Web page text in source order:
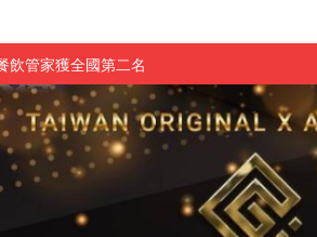
飲管家獲全國第二名
與青年學子溫馨對談 傳遞品格與智慧力量
生蛻變成金融新星
燃爆傳統與現代
遊戲大賞雙佳作